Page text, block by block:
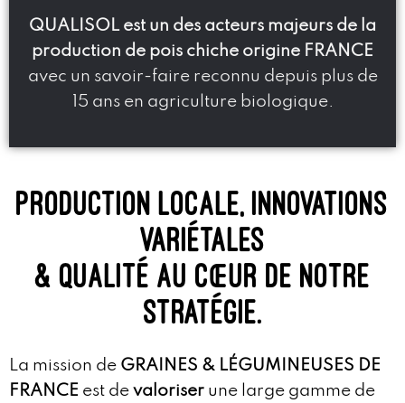
QUALISOL est un des acteurs majeurs de la
production de pois chiche origine FRANCE
avec un savoir-faire reconnu depuis plus de
15 ans en agriculture biologique.
production locale, innovations
variétales
& qualité au cœur de notre
stratégie.
La mission de GRAINES & LÉGUMINEUSES DE
FRANCE est de valoriser une large gamme de